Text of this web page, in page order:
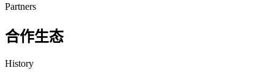
Partners
合作生态
History